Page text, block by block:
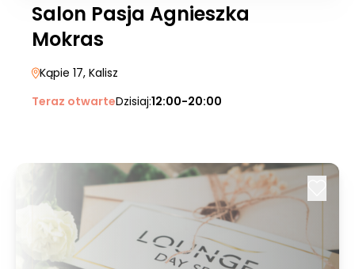
Salon Pasja Agnieszka
Mokras
Kąpie 17, Kalisz
Teraz otwarteDzisiaj:12:00-20:00